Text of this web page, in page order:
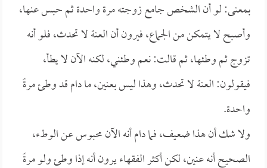
بمعنى: لو أن الشخص جامع زوجته مرة واحدة ثم حبس عنها،
وأصبح لا يتمكن من الجماع، فيرون أن العنة لا تحدث، فلو أنه
تزوج ثم وطئها، ثم قالت: نعم وطئني، لكنه الآن لا يطأ،
فيقولون: العنة لا تحدث، وهذا ليس بعنين، ما دام قد وطئ مرةً
واحدة.
ولا شك أن هذا ضعيف، فما دام أنه الآن محبوس عن الوطء،
الصحيح أنه عنين، لكن أكثر الفقهاء يرون أنه إذا وطئ ولو مرةً